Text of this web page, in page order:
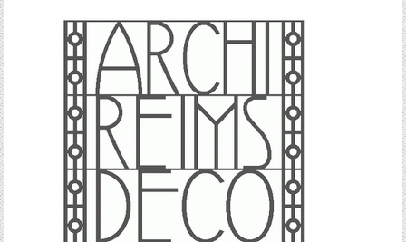
Skip to content